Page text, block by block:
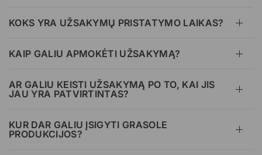
KOKS YRA UŽSAKYMŲ PRISTATYMO LAIKAS?
KAIP GALIU APMOKĖTI UŽSAKYMĄ?
AR GALIU KEISTI UŽSAKYMĄ PO TO, KAI JIS
JAU YRA PATVIRTINTAS?
KUR DAR GALIU ĮSIGYTI GRASOLE
PRODUKCIJOS?